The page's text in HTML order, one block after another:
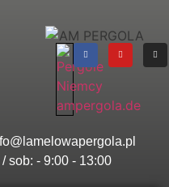
sob: - 9:00 - 13:00